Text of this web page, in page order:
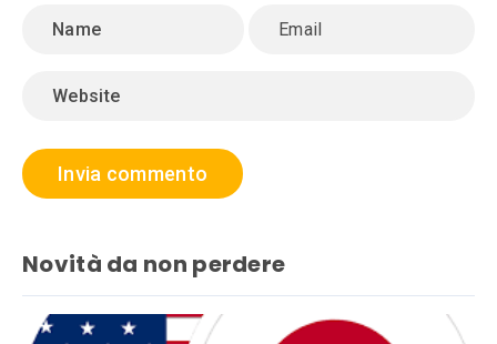
Novità da non perdere